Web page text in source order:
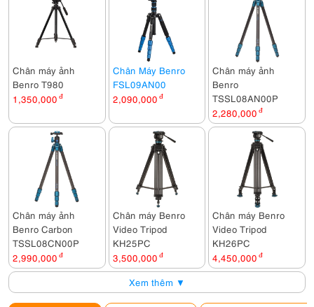
Chân máy ảnh
Benro T980
1,350,000 đ
Chân Máy Benro
FSL09AN00
2,090,000 đ
Chân máy ảnh
Benro
TSSL08AN00P
2,280,000 đ
Chân máy ảnh
Benro Carbon
TSSL08CN00P
2,990,000 đ
Chân máy Benro
Video Tripod
KH25PC
3,500,000 đ
Chân máy Benro
Video Tripod
KH26PC
4,450,000 đ
Xem thêm ▼